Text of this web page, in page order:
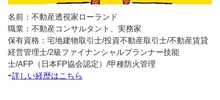
名前：不動産透視家ローランド
職業：不動産コンサルタント、実務家
保有資格：宅地建物取引士/投資不動産取引士/不動産賃貸
経営管理士/2級ファイナンシャルプランナー技能
士/AFP（日本FP協会認定）/甲種防火管理
⇨詳しい経歴はこちら